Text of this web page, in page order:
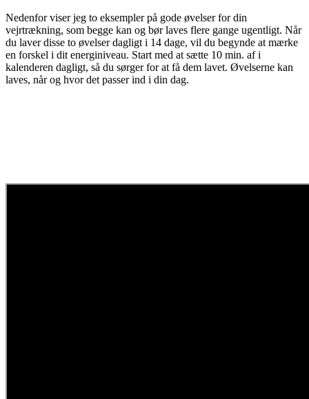
Nedenfor viser jeg to eksempler på gode øvelser for din
vejrtrækning, som begge kan og bør laves flere gange ugentligt. Når
du laver disse to øvelser dagligt i 14 dage, vil du begynde at mærke
en forskel i dit energiniveau. Start med at sætte 10 min. af i
kalenderen dagligt, så du sørger for at få dem lavet. Øvelserne kan
laves, når og hvor det passer ind i din dag.